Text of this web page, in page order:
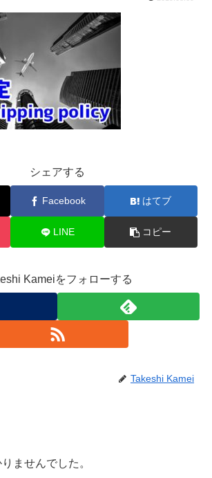
シェアする
Facebook はてブ
LINE コピー
Kameiをフォローする
Takeshi Kamei
ませんでした。